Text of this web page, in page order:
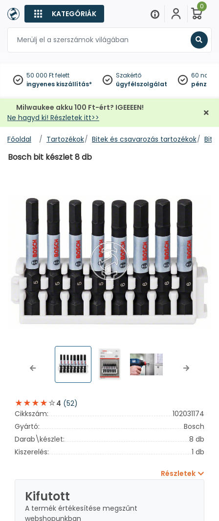
KATEGÓRIÁK
0
50 000 Ft felett
ingyenes kiszállítás*
Szakértő
ügyfélszolgálat
60
Milwaukee akku 100 Ft-ért? IGEEEEN!
Ne hagyd ki! Részletek itt>>
Főoldal Tartozékok Bitek és csavarozás tartozékok Bit
Bosch bit készlet 8 db
Previous Next
4 (52)
Cikkszám:
102031174
Gyártó:
Bosch
Darab\készlet:
8 db
Kiszerelés:
1 db
Részletek
Kifutott
A termék értékesítése megszűnt
webshopunkban